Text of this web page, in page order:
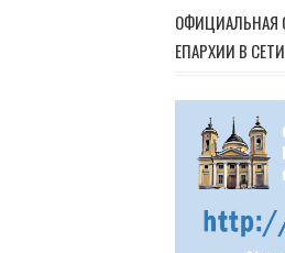
ОФИЦИАЛЬНАЯ
ЕПАРХИИ В